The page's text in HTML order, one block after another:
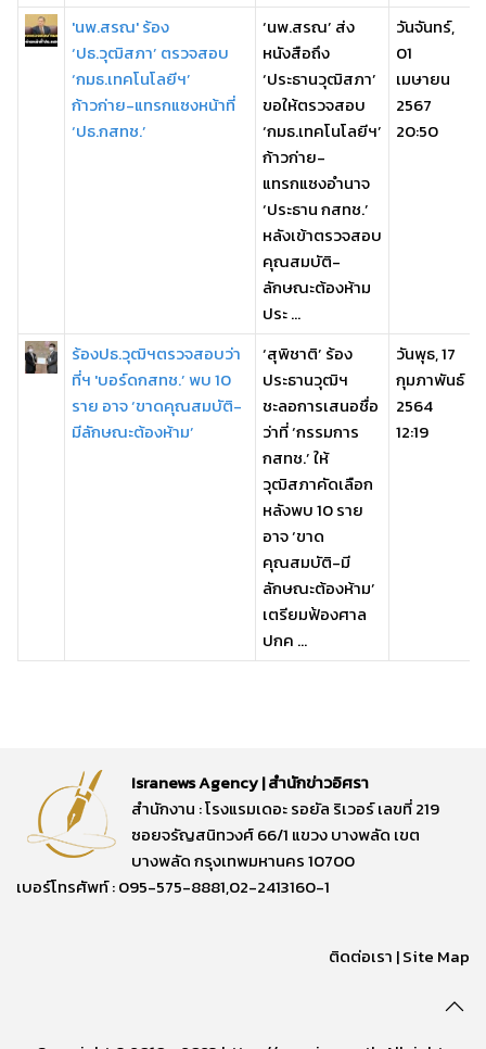
'นพ.สรณ' ร้อง
‘ปธ.วุฒิสภา’ ตรวจสอบ
‘กมธ.เทคโนโลยีฯ’
ก้าวก่าย-แทรกแซงหน้าที่
‘ปธ.กสทช.’
‘นพ.สรณ’ ส่ง
หนังสือถึง
‘ประธานวุฒิสภา’
ขอให้ตรวจสอบ
‘กมธ.เทคโนโลยีฯ’
ก้าวก่าย-
แทรกแซงอำนาจ
‘ประธาน กสทช.’
หลังเข้าตรวจสอบ
คุณสมบัติ-
ลักษณะต้องห้าม
ประ ...
วันจันทร์,
01
เมษายน
2567
20:50
ร้องปธ.วุฒิฯตรวจสอบว่า
ที่ฯ 'บอร์ดกสทช.’ พบ 10
ราย อาจ ‘ขาดคุณสมบัติ-
มีลักษณะต้องห้าม’
‘สุพิชาติ’ ร้อง
ประธานวุฒิฯ
ชะลอการเสนอชื่อ
ว่าที่ ‘กรรมการ
กสทช.’ ให้
วุฒิสภาคัดเลือก
หลังพบ 10 ราย
อาจ ‘ขาด
คุณสมบัติ-มี
ลักษณะต้องห้าม’
เตรียมฟ้องศาล
ปกค ...
วันพุธ, 17
กุมภาพันธ์
2564
12:19
Isranews Agency | สำนักข่าวอิศรา
สำนักงาน : โรงแรมเดอะ รอยัล ริเวอร์ เลขที่ 219
ซอยจรัญสนิทวงศ์ 66/1 แขวง บางพลัด เขต
บางพลัด กรุงเทพมหานคร 10700
เบอร์โทรศัพท์ : 095-575-8881,02-2413160-1
ติดต่อเรา |Site Map